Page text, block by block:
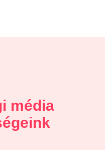
média